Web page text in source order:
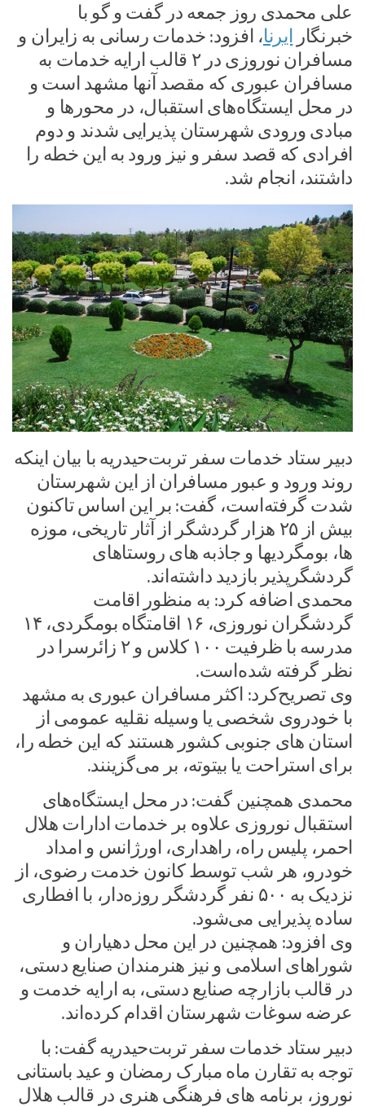
علی محمدی روز جمعه در گفت و گو با
خبرنگار ایرنا، افزود: خدمات رسانی به زایران و
مسافران نوروزی در ۲ قالب ارایه خدمات به
مسافران عبوری که مقصد آنها مشهد است و
در محل ایستگاه‌های استقبال، در محورها و
مبادی ورودی شهرستان پذیرایی شدند و دوم
افرادی که قصد سفر و نیز ورود به این خطه را
داشتند، انجام شد.
دبیر ستاد خدمات سفر تربت‌حیدریه با بیان اینکه
روند ورود و عبور مسافران از این شهرستان
شدت گرفته‌است، گفت: بر این اساس تاکنون
بیش از ۲۵ هزار گردشگر از آثار تاریخی، موزه
ها، بومگردیها و جاذبه های روستاهای
گردشگرپذیر بازدید داشته‌اند.
محمدی اضافه کرد: به منظور اقامت
گردشگران نوروزی، ۱۶ اقامتگاه بومگردی، ۱۴
مدرسه با ظرفیت ۱۰۰ کلاس و ۲ زائرسرا در
نظر گرفته شده‌است.
وی تصریح‌کرد: اکثر مسافران عبوری به مشهد
با خودروی شخصی یا وسیله نقلیه عمومی از
استان های‌ جنوبی کشور هستند که این خطه را،
برای استراحت یا بیتوته، بر می‌گزینند.
محمدی همچنین گفت: در محل ایستگاه‌های
استقبال نوروزی علاوه بر خدمات ادارات هلال
احمر، پلیس راه، راهداری، اورژانس و امداد
خودرو، هر شب توسط کانون خدمت رضوی، از
نزدیک به ۵۰۰ نفر گردشگر روزه‌دار، با افطاری
ساده پذیرایی می‌شود.
وی افزود: همچنین در این محل دهیاران و
شوراهای اسلامی و نیز هنرمندان صنایع دستی،
در قالب بازارچه صنایع دستی، به ارایه خدمت و
عرضه سوغات شهرستان اقدام کرده‌اند.
دبیر ستاد خدمات سفر تربت‌حیدریه گفت: با
توجه به تقارن ماه مبارک رمضان و عید باستانی
نوروز، برنامه های فرهنگی هنری در قالب هلال